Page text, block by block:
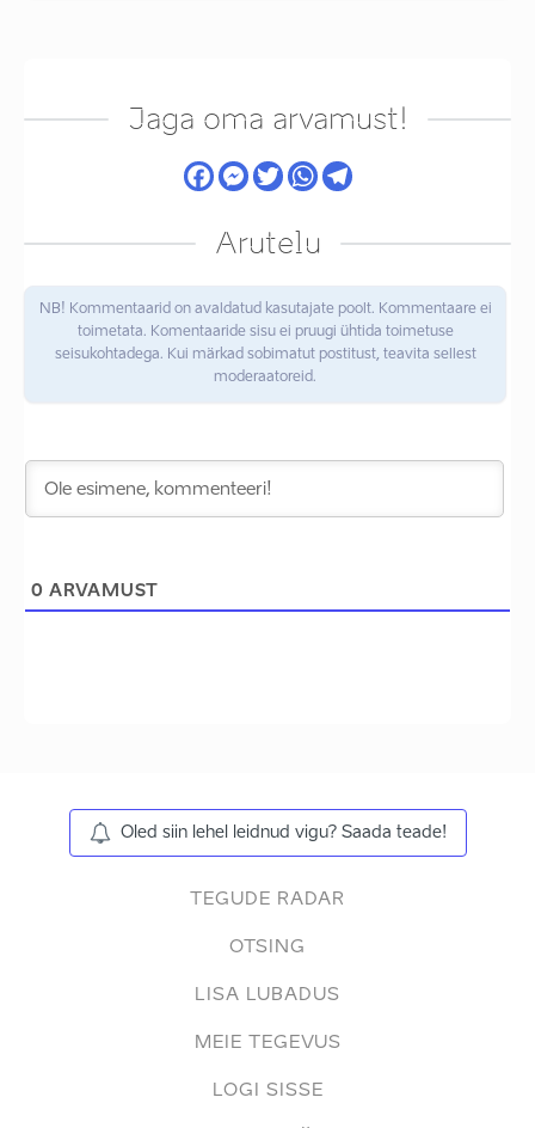
Jaga oma arvamust!
Arutelu
NB! Kommentaarid on avaldatud kasutajate poolt. Kommentaare ei
toimetata. Komentaaride sisu ei pruugi ühtida toimetuse
seisukohtadega. Kui märkad sobimatut postitust, teavita sellest
moderaatoreid.
0 ARVAMUST
Oled siin lehel leidnud vigu? Saada teade!
TEGUDE RADAR
OTSING
LISA LUBADUS
MEIE TEGEVUS
LOGI SISSE